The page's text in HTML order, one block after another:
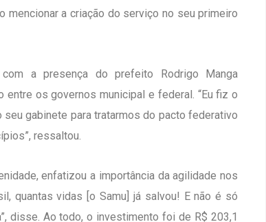
mencionar a criação do serviço no seu primeiro
a presença do prefeito Rodrigo Manga
entre os governos municipal e federal. “Eu fiz o
gabinete para tratarmos do pacto federativo
ressaltou.
enfatizou a importância da agilidade nos
quantas vidas [o Samu] já salvou! E não é só
disse. Ao todo, o investimento foi de R$ 203,1